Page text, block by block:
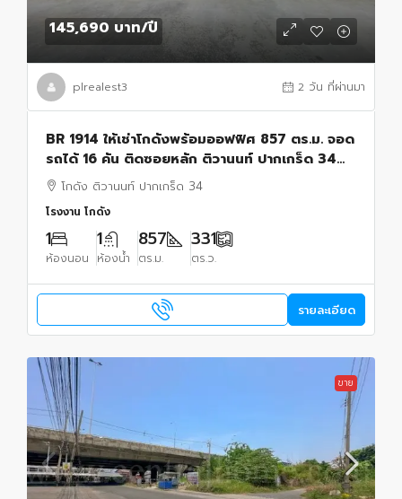
145,690 บาท/ปี
plrealest3 2 วัน ที่ผ่านมา
BR 1914 ให้เช่าโกดังพร้อมออฟฟิศ 857 ตร.ม. จอด
รถได้ 16 คัน ติดซอยหลัก ติวานนท์ ปากเกร็ด 34
นนทบุรี
โกดัง ติวานนท์ ปากเกร็ด 34
โรงงาน โกดัง
1
ห้องนอน
1
ห้องน้ำ
857
ตร.ม.
331
ตร.ว.
รายละเอียด
ขาย